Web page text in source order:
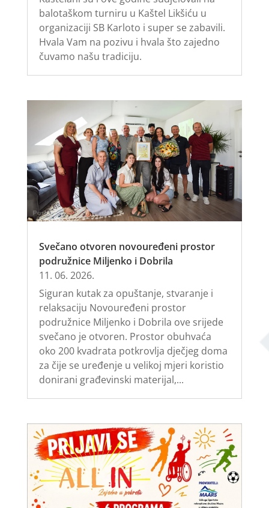
balotaškom turniru u Kaštel Likšiću u
organizaciji SB Karloto i super se zabavili.
Hvala Vam na pozivu i hvala što zajedno
čuvamo našu tradiciju.
Svečano otvoren novouređeni prostor
podružnice Miljenko i Dobrila
11. 06. 2026.
Siguran kutak za opuštanje, stvaranje i
relaksaciju Novouređeni prostor
podružnice Miljenko i Dobrila ove srijede
svečano je otvoren. Prostor obuhvaća
oko 200 kvadrata potkrovlja dječjeg doma
za čije se uređenje u velikoj mjeri koristio
donirani građevinski materijal,...